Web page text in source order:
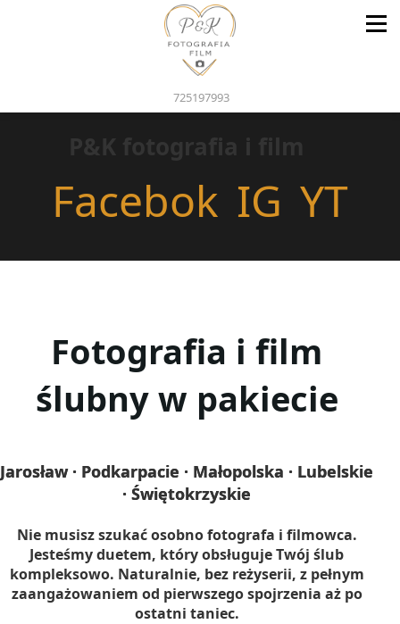
725197993
P&K fotografia i film
Facebok IG YT
Fotografia i film
ślubny w pakiecie
Jarosław · Podkarpacie · Małopolska · Lubelskie
· Świętokrzyskie
Nie musisz szukać osobno fotografa i filmowca.
Jesteśmy duetem, który obsługuje Twój ślub
kompleksowo. Naturalnie, bez reżyserii, z pełnym
zaangażowaniem od pierwszego spojrzenia aż po
ostatni taniec.